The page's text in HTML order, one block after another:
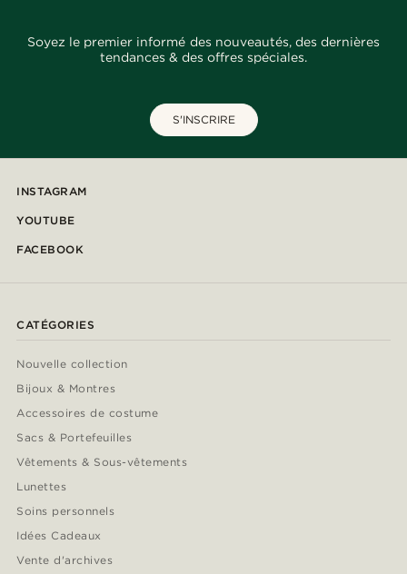
Soyez le premier informé des nouveautés, des dernières
tendances & des offres spéciales.
S'INSCRIRE
INSTAGRAM
YOUTUBE
FACEBOOK
CATÉGORIES
Nouvelle collection
Bijoux & Montres
Accessoires de costume
Sacs & Portefeuilles
Vêtements & Sous-vêtements
Lunettes
Soins personnels
Idées Cadeaux
Vente d'archives